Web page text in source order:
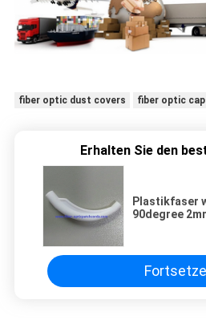
fiber optic dust covers fiber optic
Erhalten Sie den
Plastikfaser
90degree